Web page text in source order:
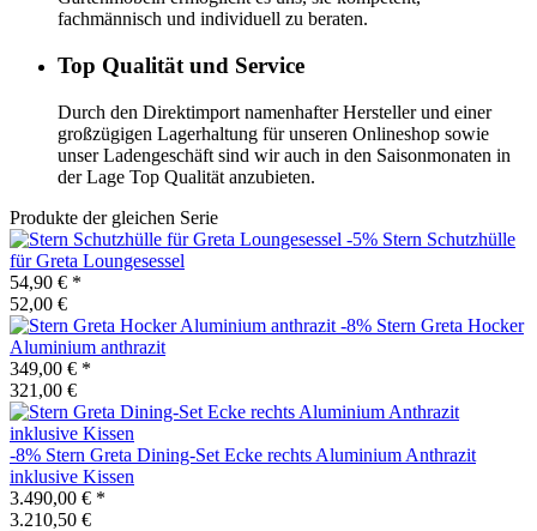
fachmännisch und individuell zu beraten.
Top Qualität und Service
Durch den Direktimport namenhafter Hersteller und einer
großzügigen Lagerhaltung für unseren Onlineshop sowie
unser Ladengeschäft sind wir auch in den Saisonmonaten in
der Lage Top Qualität anzubieten.
Produkte der gleichen Serie
-5% Stern Schutzhülle
für Greta Loungesessel
54,90 € *
52,00 €
-8% Stern Greta Hocker
Aluminium anthrazit
349,00 € *
321,00 €
-8% Stern Greta Dining-Set Ecke rechts Aluminium Anthrazit
inklusive Kissen
3.490,00 € *
3.210,50 €